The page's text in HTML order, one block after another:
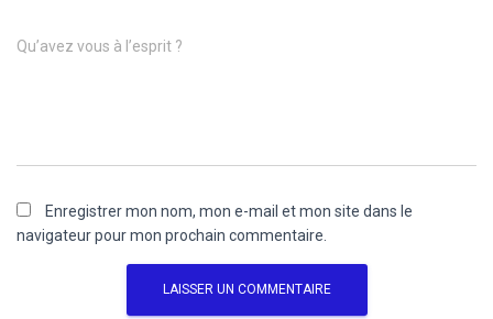
Qu’avez vous à l’esprit ?
Enregistrer mon nom, mon e-mail et mon site dans le
navigateur pour mon prochain commentaire.